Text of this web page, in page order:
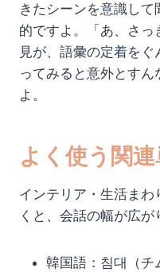
きたシーンを意識し
的ですよ。「あ、さ
見が、語彙の定着を
ってみると意外とす
よ。
よく使う関
インテリア・生活ま
くと、会話の幅が広が
韓国語：침대（チ